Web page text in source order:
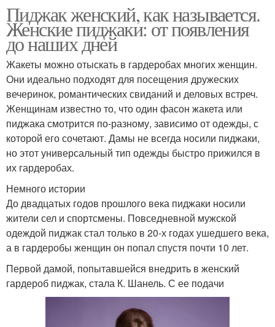
Пиджак женский, как называется.
Женские пиджаки: от появления
до наших дней
Жакеты можно отыскать в гардеробах многих женщин.
Они идеально подходят для посещения дружеских
вечеринок, романтических свиданий и деловых встреч.
Женщинам известно то, что один фасон жакета или
пиджака смотрится по-разному, зависимо от одежды, с
которой его сочетают. Дамы не всегда носили пиджаки,
но этот универсальный тип одежды быстро прижился в
их гардеробах.
Немного истории
До двадцатых годов прошлого века пиджаки носили
жители сел и спортсмены. Повседневной мужской
одеждой пиджак стал только в 20-х годах ушедшего века,
а в гардеробы женщин он попал спустя почти 10 лет.
Первой дамой, попытавшейся внедрить в женский
гардероб пиджак, стала К. Шанель. С ее подачи